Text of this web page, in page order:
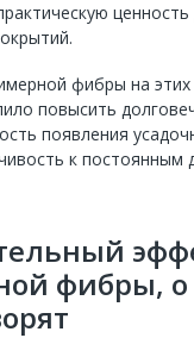
фибры на
повысить
появления
к постоянным
фибры, о